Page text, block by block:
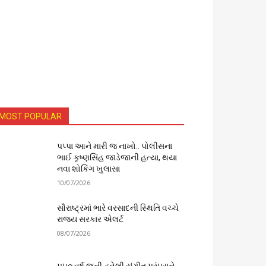
POPULAR
પપ્પા આને મારી જ નાખો.. પોલીસના
ભાઈ કૃષ્ણસિંહ જાડેજાની હત્યા, થયા
નવા શોકિંગ ખુલાસા
10/07/2026
સૌરાષ્ટ્રમાં ભારે વરસાદની સ્થિતિ વચ્ચે
રાજ્ય સરકાર એલર્ટ
08/07/2026